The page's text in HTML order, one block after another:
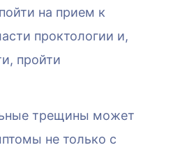
на прием к
проктологии и,
пройти
трещины может
не только с